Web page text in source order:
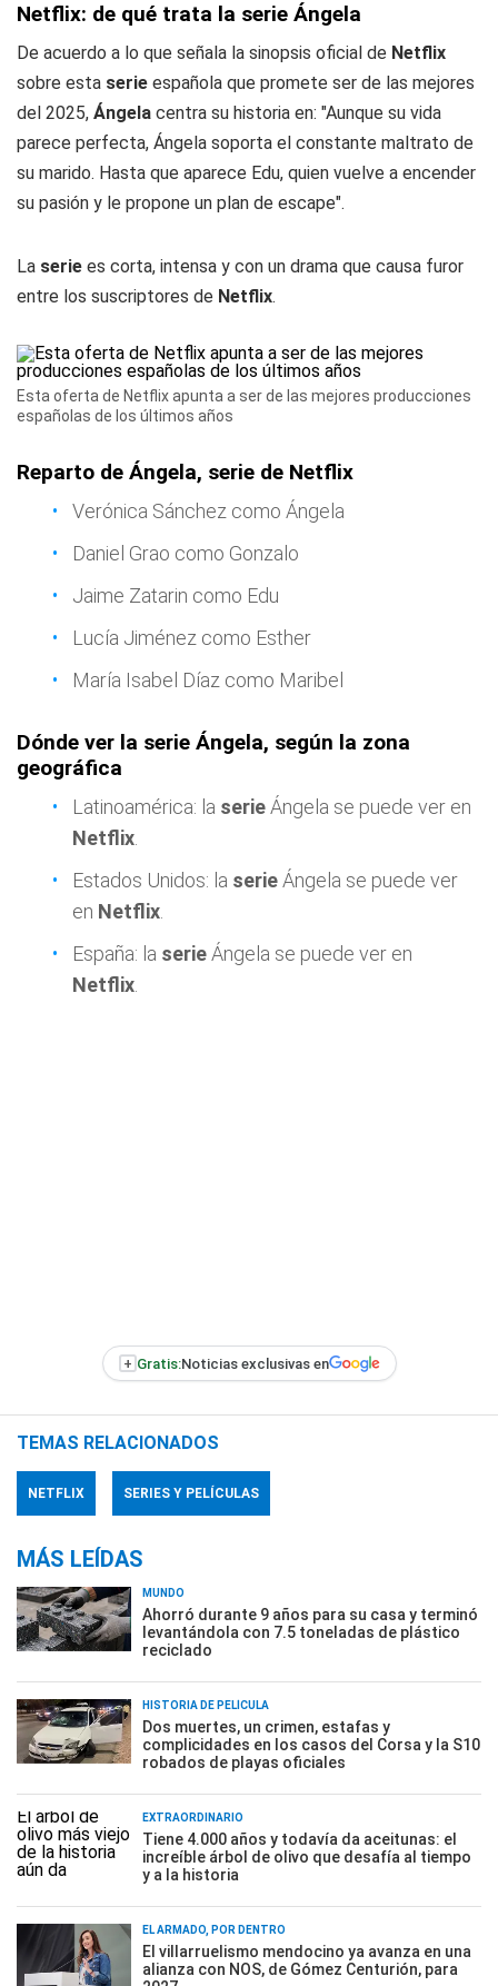
Netflix: de qué trata la serie Ángela
De acuerdo a lo que señala la sinopsis oficial de Netflix
sobre esta serie española que promete ser de las mejores
del 2025, Ángela centra su historia en: "Aunque su vida
parece perfecta, Ángela soporta el constante maltrato de
su marido. Hasta que aparece Edu, quien vuelve a encender
su pasión y le propone un plan de escape".
La serie es corta, intensa y con un drama que causa furor
entre los suscriptores de Netflix.
Esta oferta de Netflix apunta a ser de las mejores producciones
españolas de los últimos años
Reparto de Ángela, serie de Netflix
Verónica Sánchez como Ángela
Daniel Grao como Gonzalo
Jaime Zatarin como Edu
Lucía Jiménez como Esther
María Isabel Díaz como Maribel
Dónde ver la serie Ángela, según la zona
geográfica
Latinoamérica: la serieÁngela se puede ver en
Netflix
Estados Unidos: la serieÁngela se puede ver
en Netflix
España: la serieÁngela se puede ver en
Netflix
+ Gratis:Noticias exclusivas en
TEMAS RELACIONADOS
NETFLIX SERIES Y PELÍCULAS
MÁS LEÍDAS
MUNDO
Ahorró durante 9 años para su casa y terminó
levantándola con 7.5 toneladas de plástico
reciclado
HISTORIA DE PELÍCULA
Dos muertes, un crimen, estafas y
complicidades en los casos del Corsa y la S10
robados de playas oficiales
EXTRAORDINARIO
Tiene 4.000 años y todavía da aceitunas: el
increíble árbol de olivo que desafía al tiempo
y a la historia
EL ARMADO, POR DENTRO
El villarruelismo mendocino ya avanza en una
alianza con NOS, de Gómez Centurión, para